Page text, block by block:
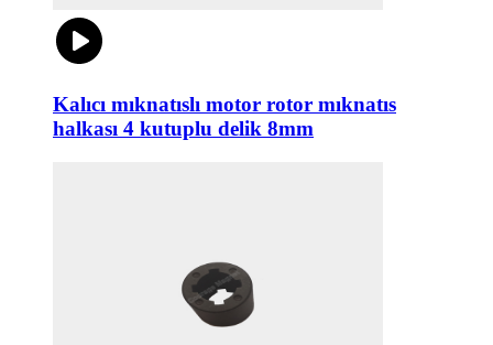
Kalıcı mıknatıslı motor rotor mıknatıs
halkası 4 kutuplu delik 8mm